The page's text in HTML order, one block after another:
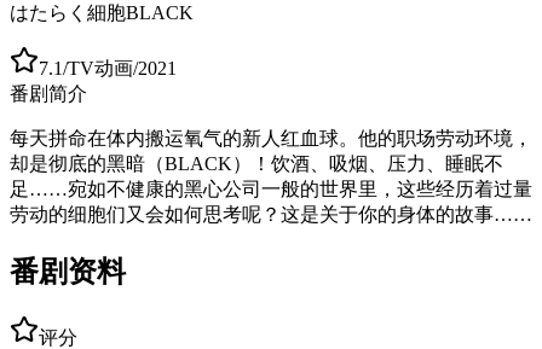
はたらく細胞BLACK
7.1/TV动画/2021
番剧简介
每天拼命在体内搬运氧气的新人红血球。他的职场劳动环境，
却是彻底的黑暗（BLACK）！饮酒、吸烟、压力、睡眠不
足……宛如不健康的黑心公司一般的世界里，这些经历着过量
劳动的细胞们又会如何思考呢？这是关于你的身体的故事……
番剧资料
评分